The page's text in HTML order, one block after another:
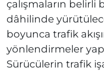
çalışmaların
dâhilinde
boyunca trafik
yönlendirmeler
Sürücülerin trafik